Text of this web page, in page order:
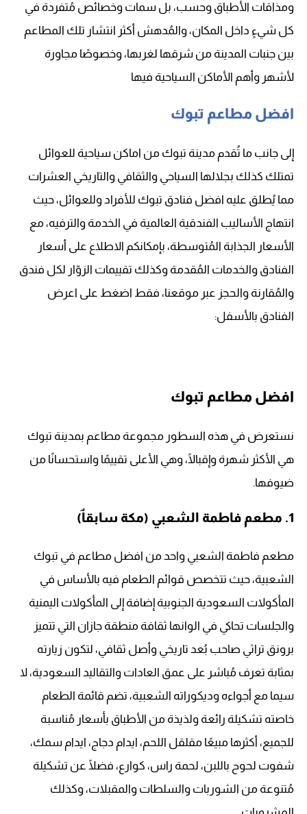
ومذاقات الأطباق وحسب، بل سمات وخصائص مُتفردة في
كل شيءٍ داخل المكان، والمُدهش أكثر انتشار تلك المطاعم
بين جنبات المدينة من شرقها لغربها، وخصوصًا مجاورة
لأشهر وأهم الأماكن السياحية فيها
افضل مطاعم تبوك
إلى جانب ما تُقدم مدينة تبوك من اماكن سياحية للعوائل
تمتلك كذلك بجلالها السياحي والثقافي والتاريخي العشرات
مما يُطلق عليه افضل فنادق تبوك للأفراد وللعوائل، حيث
انتهاج الأساليب الفندقية العالمية في الخدمة والترفيه، مع
الأسعار الجذابة المُتوسطة، بإمكانكم الاطلاع على أسعار
الفنادق والخدمات المُقدمة وكذلك تقييمات الزوّار لكل فندق
والمُقارنة والحجز عبر موقعنا، فقط اضغط على اعرض
الفنادق بالأسفل:
افضل مطاعم تبوك
نستعرض في هذه السطور مجموعة مطاعم بمدينة تبوك
هي الأكثر شهرة وإقبالًا، وهي الأعلى تقييمًا واستحسانًا من
ضيوفها.
1. مطعم فاطمة الشعبي (مكة سابقاٌ)
مطعم فاطمة الشعبي واحد من افضل مطاعم في تبوك
الشعبية، حيث تتخصص قوائم الطعام فيه بالأساس في
المأكولات السعودية الجنوبية إضافة إلى المأكولات اليمنية
والجلسات تحاكي في الوانها ثقافة منطقة جازان التي تتميز
برونق تراثي صاحب بُعد تاريخي وأصل ثقافي، لتكون زيارته
بمثابة تعرف مُباشر على عمق العادات والتقاليد السعودية، لا
سيما مع أجواءه وديكوراته الشعبية، تضم قائمة الطعام
خاصته تشكيلة رائعة ولذيذة من الأطباق بأسعار مُناسبة
للجميع، أكثرها مبيعًا مقلقل اللحم، ايدام دجاج، ايدام سمك،
شفوت لحوح باللبن، لحمة راس، كوارع، فضلًا عن تشكيلة
مُتنوعة من الشوربات والسلطات والمقبلات، وكذلك